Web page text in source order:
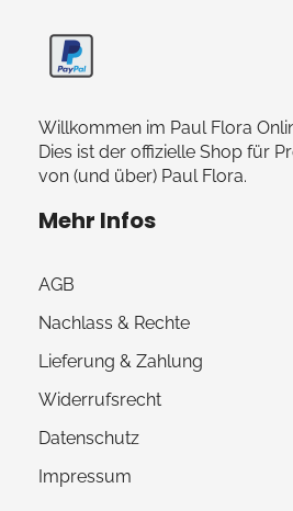
Willkommen im Paul Flora
Dies ist der offizielle Shop für
von (und über) Paul Flora.
Mehr Infos
AGB
Nachlass & Rechte
Lieferung & Zahlung
Widerrufsrecht
Datenschutz
Impressum